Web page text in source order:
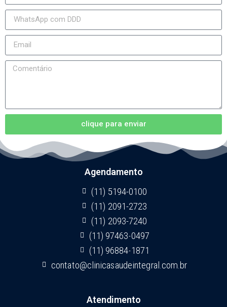
clique para enviar
Agendamento
(11) 5194-0100
(11) 2091-2723
(11) 2093-7240
(11) 97463-0497
(11) 96884-1871
contato@clinicasaudeintegral.com.br
Atendimento